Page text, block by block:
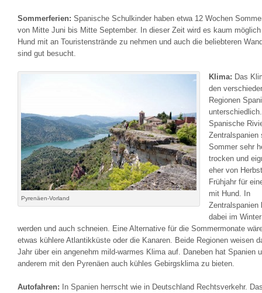
Sommerferien: Spanische Schulkinder haben etwa 12 Wochen
von Mitte Juni bis Mitte September. In dieser Zeit wird es kaum
Hund mit an Touristenstrände zu nehmen und auch die beliebteren
sind gut besucht.
Pyrenäen-Vorland
Klima: Das
den
Regionen
Spanische
Zentralspanien
Sommer sehr
trocken und
eher von
Frühjahr für
mit Hund. In
Zentralspanien
dabei im
werden und auch schneien. Eine Alternative für die Sommermonate
etwas kühlere Atlantikküste oder die Kanaren. Beide Regionen weisen
Jahr über ein angenehm mild-warmes Klima auf. Daneben hat Spanien
anderem mit den Pyrenäen auch kühles Gebirgsklima zu bieten.
Autofahren: In Spanien herrscht wie in Deutschland Rechtsverkehr.